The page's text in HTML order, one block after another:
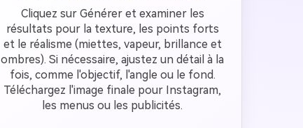
Cliquez sur Générer et examiner les
résultats pour la texture, les points forts
et le réalisme (miettes, vapeur, brillance et
ombres). Si nécessaire, ajustez un détail à la
fois, comme l'objectif, l'angle ou le fond.
Téléchargez l'image finale pour Instagram,
les menus ou les publicités.